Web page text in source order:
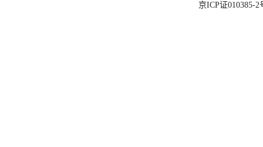
京ICP证010385-2